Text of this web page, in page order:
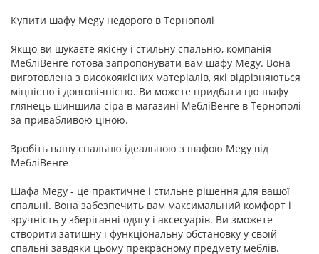
Купити шафу Megy недорого в Тернополі
Якщо ви шукаєте якісну і стильну спальню, компанія
МебліВенге готова запропонувати вам шафу Megy. Вона
виготовлена з високоякісних матеріалів, які відрізняються
міцністю і довговічністю. Ви можете придбати цю шафу
глянець шиншила сіра в магазині МебліВенге в Тернополі
за привабливою ціною.
Зробіть вашу спальню ідеальною з шафою Megy від
МебліВенге
Шафа Megy - це практичне і стильне рішення для вашої
спальні. Вона забезпечить вам максимальний комфорт і
зручність у зберіганні одягу і аксесуарів. Ви зможете
створити затишну і функціональну обстановку у своїй
спальні завдяки цьому прекрасному предмету меблів.